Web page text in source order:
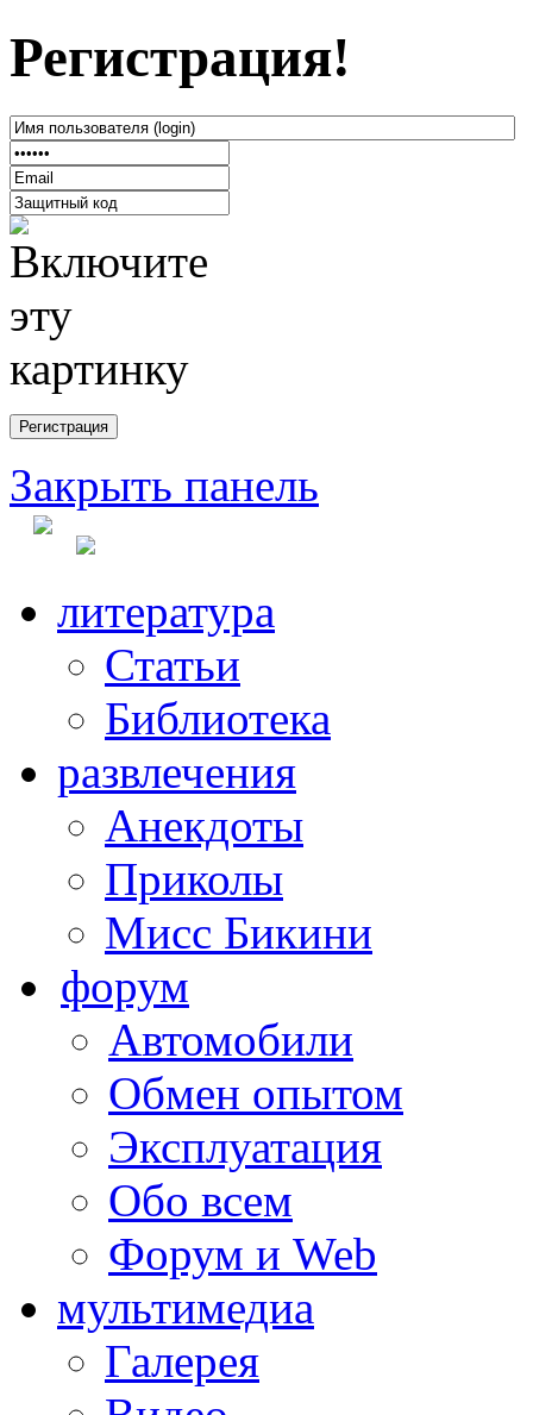
Регистрация!
Закрыть панель
литература
Статьи
Библиотека
развлечения
Анекдоты
Приколы
Мисс Бикини
форум
Автомобили
Обмен опытом
Эксплуатация
Обо всем
Форум и Web
мультимедиа
Галерея